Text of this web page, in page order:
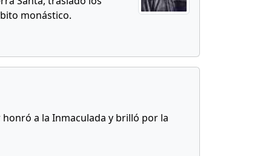
monástico.
honró a la Inmaculada y brilló por la